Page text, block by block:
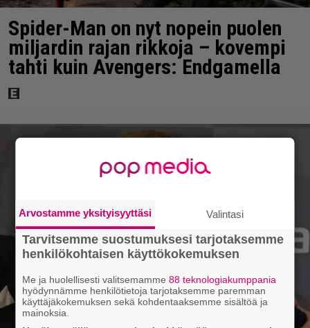
Spider-Man on nyt nopein puolen
miljardin rajan rikkoja – kovempi
tahti kuin Avengers: Endgamella
Arvostamme yksityisyyttäsi Valintasi
Tarvitsemme suostumuksesi tarjotaksemme
henkilökohtaisen käyttökokemuksen
Me ja huolellisesti valitsemamme88 teknologiakumppania
hyödynnämme henkilötietoja tarjotaksemme paremman
käyttäjäkokemuksen sekä kohdentaaksemme sisältöä ja
mainoksia.